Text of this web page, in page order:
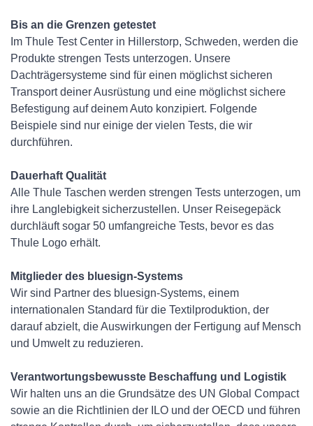
Bis an die Grenzen getestet
Im Thule Test Center in Hillerstorp, Schweden, werden die
Produkte strengen Tests unterzogen. Unsere
Dachträgersysteme sind für einen möglichst sicheren
Transport deiner Ausrüstung und eine möglichst sichere
Befestigung auf deinem Auto konzipiert. Folgende
Beispiele sind nur einige der vielen Tests, die wir
durchführen.
Dauerhaft Qualität
Alle Thule Taschen werden strengen Tests unterzogen, um
ihre Langlebigkeit sicherzustellen. Unser Reisegepäck
durchläuft sogar 50 umfangreiche Tests, bevor es das
Thule Logo erhält.
Mitglieder des bluesign-Systems
Wir sind Partner des bluesign-Systems, einem
internationalen Standard für die Textilproduktion, der
darauf abzielt, die Auswirkungen der Fertigung auf Mensch
und Umwelt zu reduzieren.
Verantwortungsbewusste Beschaffung und Logistik
Wir halten uns an die Grundsätze des UN Global Compact
sowie an die Richtlinien der ILO und der OECD und führen